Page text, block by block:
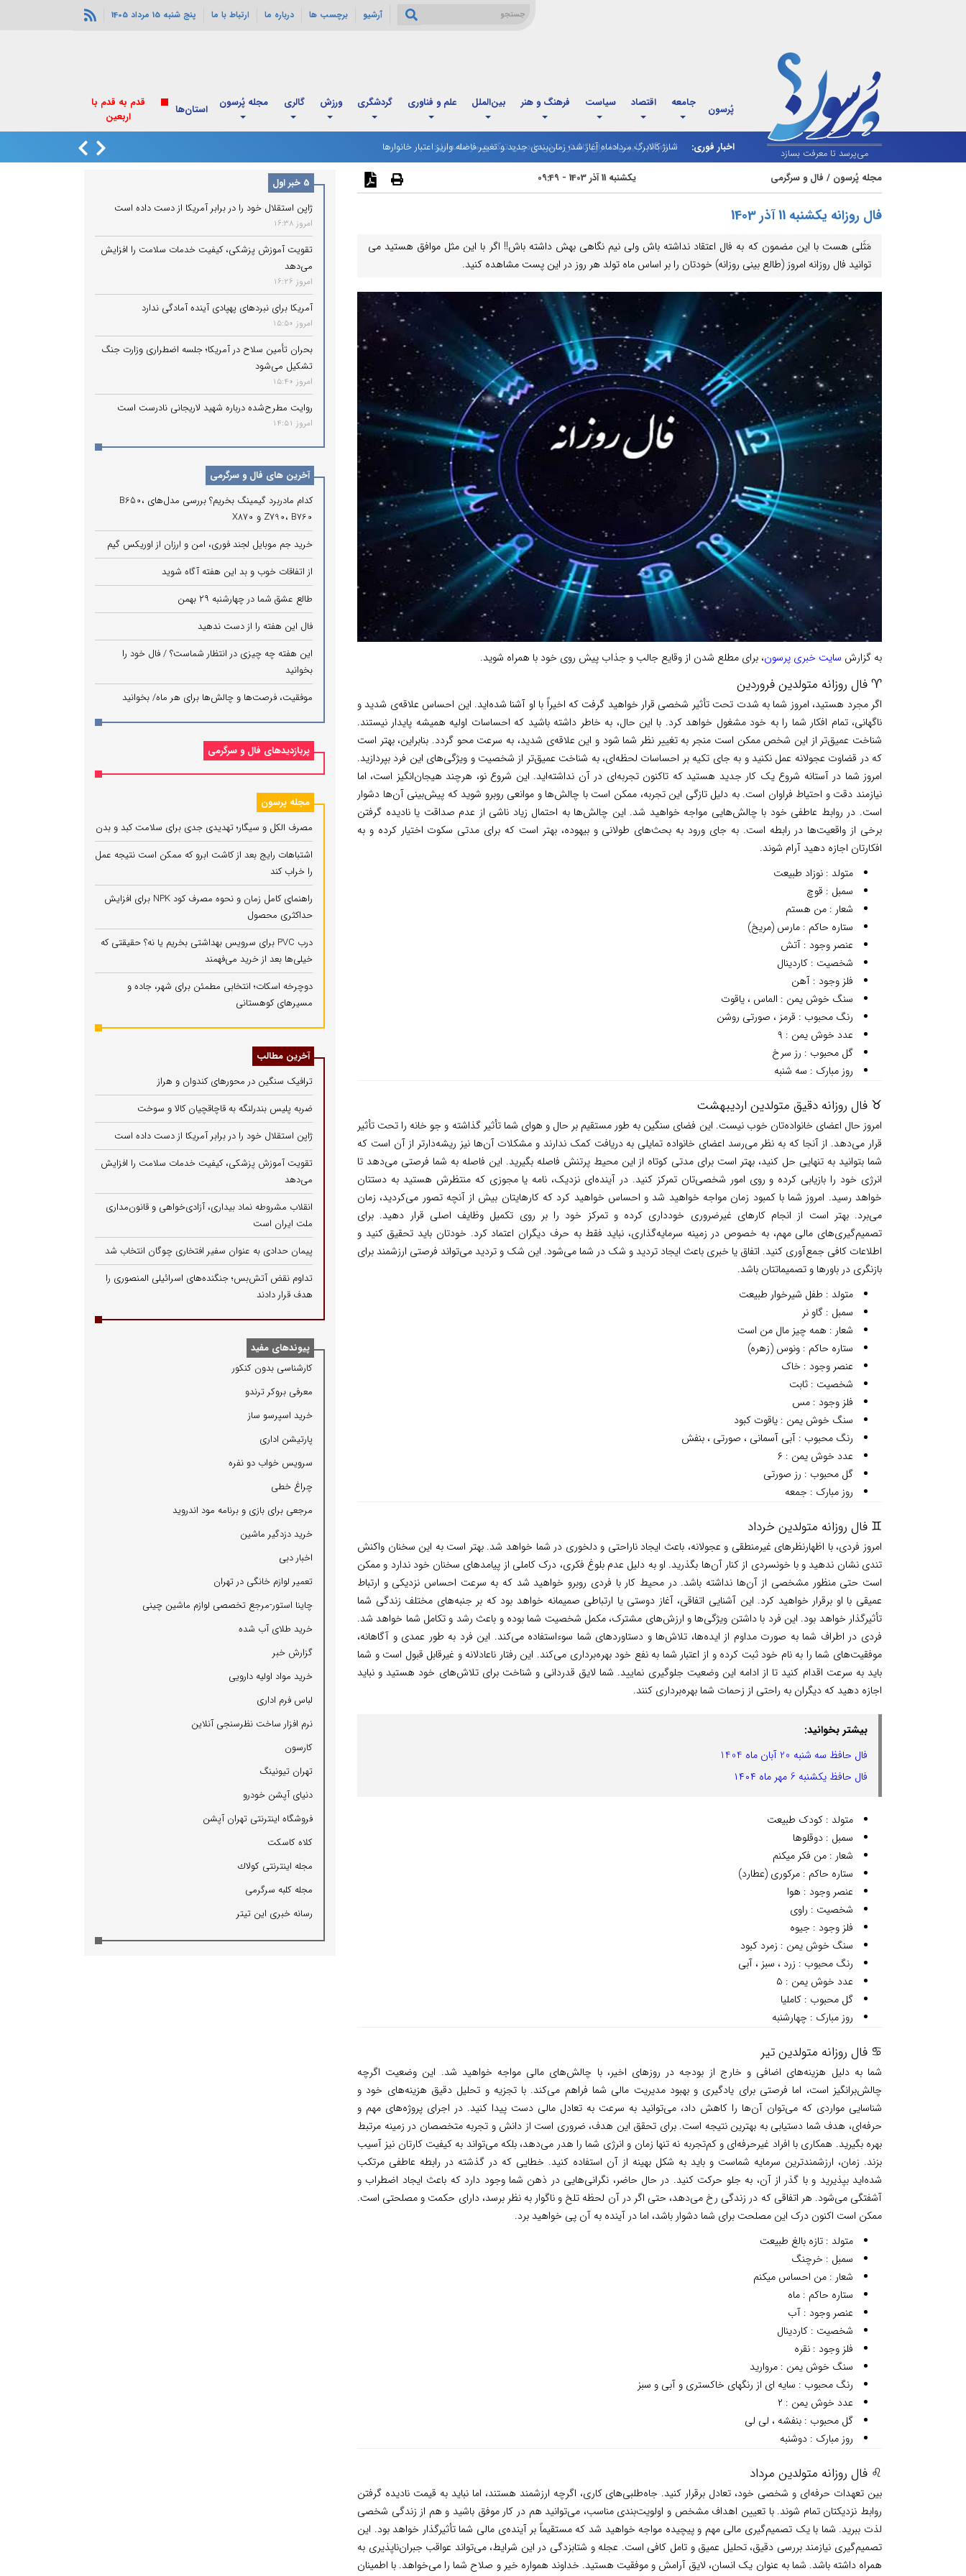
آرشیو برچسب ها درباره ما ارتباط با ما پنج شنبه 15 مرداد 1405
می‌پرسد تا معرفت بسازد
پُرسون جامعه اقتصاد سیاست فرهنگ و هنر بین‌الملل علم و فناوری گردشگری ورزش گالری مجله پُرسون استان‌ها
قدم به قدم با
اربعین
اخبار فوری:
شارژ کالابرگ مردادماه آغاز شد؛ زمان‌بندی جدید و تغییر فاصله واریز اعتبار خانوارها
مجله پُرسون / فال و سرگرمی یکشنبه 11 آذر 1403 - 09:49
فال روزانه یکشنبه 11 آذر 1403
مَثَلی هست با این مضمون که به فال اعتقاد نداشته باش ولی نیم نگاهی بهش داشته باش!! اگر با این مثل موافق هستید می
توانید فال روزانه امروز (طالع بینی روزانه) خودتان را بر اساس ماه تولد هر روز در این پست مشاهده کنید.
به گزارش سایت خبری پرسون، برای مطلع شدن از وقایع جالب و جذاب پیش روی خود با همراه شوید.
♈ فال روزانه متولدین فروردین
اگر مجرد هستید، امروز شما به شدت تحت تأثیر شخصی قرار خواهید گرفت که اخیراً با او آشنا شده‌اید. این احساس علاقه‌ی شدید و
ناگهانی، تمام افکار شما را به خود مشغول خواهد کرد. با این حال، به خاطر داشته باشید که احساسات اولیه همیشه پایدار نیستند.
شناخت عمیق‌تر از این شخص ممکن است منجر به تغییر نظر شما شود و این علاقه‌ی شدید، به سرعت محو گردد. بنابراین، بهتر است
که در قضاوت عجولانه عمل نکنید و به جای تکیه بر احساسات لحظه‌ای، به شناخت عمیق‌تر از شخصیت و ویژگی‌های این فرد بپردازید.
امروز شما در آستانه شروع یک کار جدید هستید که تاکنون تجربه‌ای در آن نداشته‌اید. این شروع نو، هرچند هیجان‌انگیز است، اما
نیازمند دقت و احتیاط فراوان است. به دلیل تازگی این تجربه، ممکن است با چالش‌ها و موانعی روبرو شوید که پیش‌بینی آن‌ها دشوار
است. در روابط عاطفی خود با چالش‌هایی مواجه خواهید شد. این چالش‌ها به احتمال زیاد ناشی از عدم صداقت یا نادیده گرفتن
برخی از واقعیت‌ها در رابطه است. به جای ورود به بحث‌های طولانی و بیهوده، بهتر است که برای مدتی سکوت اختیار کرده و به
افکارتان اجازه دهید آرام شوند.
متولد : نوزاد طبیعت
سمبل : قوچ
شعار : من هستم
ستاره حاکم : مارس (مریخ)
عنصر وجود : آتش
شخصیت : کاردینال
فلز وجود : آهن
سنگ خوش یمن : الماس ، یاقوت
رنگ محبوب : قرمز ، صورتی روشن
عدد خوش یمن : ۹
گل محبوب : رز سرخ
روز مبارک : سه شنبه
♉ فال روزانه دقیق متولدین اردیبهشت
امروز حال اعضای خانواده‌تان خوب نیست. این فضای سنگین به طور مستقیم بر حال و هوای شما تأثیر گذاشته و جو خانه را تحت تأثیر
قرار می‌دهد. از آنجا که به نظر می‌رسد اعضای خانواده تمایلی به دریافت کمک ندارند و مشکلات آن‌ها نیز ریشه‌دارتر از آن است که
شما بتوانید به تنهایی حل کنید، بهتر است برای مدتی کوتاه از این محیط پرتنش فاصله بگیرید. این فاصله به شما فرصتی می‌دهد تا
انرژی خود را بازیابی کرده و روی امور شخصی‌تان تمرکز کنید. در آینده‌ای نزدیک، نامه یا مجوزی که منتظرش هستید به دستتان
خواهد رسید. امروز شما با کمبود زمان مواجه خواهید شد و احساس خواهید کرد که کارهایتان بیش از آنچه تصور می‌کردید، زمان
می‌برد. بهتر است از انجام کارهای غیرضروری خودداری کرده و تمرکز خود را بر روی تکمیل وظایف اصلی قرار دهید. برای
تصمیم‌گیری‌های مالی مهم، به خصوص در زمینه سرمایه‌گذاری، نباید فقط به حرف دیگران اعتماد کرد. خودتان باید تحقیق کنید و
اطلاعات کافی جمع‌آوری کنید. اتفاق یا خبری باعث ایجاد تردید و شک در شما می‌شود. این شک و تردید می‌تواند فرصتی ارزشمند برای
بازنگری در باورها و تصمیماتتان باشد.
متولد : طفل شیرخوار طبیعت
سمبل : گاو نر
شعار : همه چیز مال من است
ستاره حاکم : ونوس (زهره)
عنصر وجود : خاک
شخصیت : ثابت
فلز وجود : مس
سنگ خوش یمن : یاقوت کبود
رنگ محبوب : آبی آسمانی ، صورتی ، بنفش
عدد خوش یمن : ۶
گل محبوب : رز صورتی
روز مبارک : جمعه
♊ فال روزانه متولدین خرداد
امروز فردی، با اظهارنظرهای غیرمنطقی و عجولانه، باعث ایجاد ناراحتی و دلخوری در شما خواهد شد. بهتر است به این سخنان واکنش
تندی نشان ندهید و با خونسردی از کنار آن‌ها بگذرید. او به دلیل عدم بلوغ فکری، درک کاملی از پیامدهای سخنان خود ندارد و ممکن
است حتی منظور مشخصی از آن‌ها نداشته باشد. در محیط کار با فردی روبرو خواهید شد که به سرعت احساس نزدیکی و ارتباط
عمیقی با او برقرار خواهید کرد. این آشنایی اتفاقی، آغاز دوستی یا ارتباطی صمیمانه خواهد بود که بر جنبه‌های مختلف زندگی شما
تأثیرگذار خواهد بود. این فرد با داشتن ویژگی‌ها و ارزش‌های مشترک، مکمل شخصیت شما بوده و باعث رشد و تکامل شما خواهد شد.
فردی در اطراف شما به صورت مداوم از ایده‌ها، تلاش‌ها و دستاوردهای شما سوءاستفاده می‌کند. این فرد به طور عمدی و آگاهانه،
موفقیت‌های شما را به نام خود ثبت کرده و از اعتبار شما به نفع خود بهره‌برداری می‌کند. این رفتار ناعادلانه و غیرقابل قبول است و شما
باید به سرعت اقدام کنید تا از ادامه این وضعیت جلوگیری نمایید. شما لایق قدردانی و شناخت برای تلاش‌های خود هستید و نباید
اجازه دهید که دیگران به راحتی از زحمات شما بهره‌برداری کنند.
بیشتر بخوانید:
فال حافظ سه شنبه 20 آبان ماه 1404
فال حافظ یکشنبه 6 مهر ماه ۱۴۰۴
متولد : کودک طبیعت
سمبل : دوقلوها
شعار : من فکر میکنم
ستاره حاکم : مرکوری (عطارد)
عنصر وجود : هوا
شخصیت : راوی
فلز وجود : جیوه
سنگ خوش یمن : زمرد کبود
رنگ محبوب : زرد ، سبز ، آبی
عدد خوش یمن : ۵
گل محبوب : کاملیا
روز مبارک : چهارشنبه
♋ فال روزانه متولدین تیر
شما به دلیل هزینه‌های اضافی و خارج از بودجه در روزهای اخیر، با چالش‌های مالی مواجه خواهید شد. این وضعیت اگرچه
چالش‌برانگیز است، اما فرصتی برای یادگیری و بهبود مدیریت مالی شما فراهم می‌کند. با تجزیه و تحلیل دقیق هزینه‌های خود و
شناسایی مواردی که می‌توان آن‌ها را کاهش داد، می‌توانید به سرعت به تعادل مالی دست پیدا کنید. در اجرای پروژه‌های مهم و
حرفه‌ای، هدف شما دستیابی به بهترین نتیجه است. برای تحقق این هدف، ضروری است از دانش و تجربه متخصصان در زمینه مرتبط
بهره بگیرید. همکاری با افراد غیرحرفه‌ای و کم‌تجربه نه تنها زمان و انرژی شما را هدر می‌دهد، بلکه می‌تواند به کیفیت کارتان نیز آسیب
بزند. زمان، ارزشمندترین سرمایه شماست و باید به شکل بهینه از آن استفاده کنید. خطایی که در گذشته در رابطه عاطفی مرتکب
شده‌اید بپذیرید و با گذر از آن، به جلو حرکت کنید. در حال حاضر، نگرانی‌هایی در ذهن شما وجود دارد که باعث ایجاد اضطراب و
آشفتگی می‌شود. هر اتفاقی که در زندگی رخ می‌دهد، حتی اگر در آن لحظه تلخ و ناگوار به نظر برسد، دارای حکمت و مصلحتی است.
ممکن است اکنون درک این مصلحت برای شما دشوار باشد، اما در آینده به آن پی خواهید برد.
متولد : تازه بالغ طبیعت
سمبل : خرچنگ
شعار : من احساس میکنم
ستاره حاکم : ماه
عنصر وجود : آب
شخصیت : کاردینال
فلز وجود : نقره
سنگ خوش یمن : مروارید
رنگ محبوب : سایه ای از رنگهای خاکستری و آبی و سبز
عدد خوش یمن : ۲
گل محبوب : بنفشه ، لی لی
روز مبارک : دوشنبه
♌ فال روزانه متولدین مرداد
بین تعهدات حرفه‌ای و شخصی خود، تعادل برقرار کنید. جاه‌طلبی‌های کاری، اگرچه ارزشمند هستند، اما نباید به قیمت نادیده گرفتن
روابط نزدیکتان تمام شوند. با تعیین اهداف مشخص و اولویت‌بندی مناسب، می‌توانید هم در کار موفق باشید و هم از زندگی شخصی
لذت ببرید. شما با یک تصمیم‌گیری مالی مهم و پیچیده مواجه خواهید شد که مستقیماً بر آینده‌ی مالی شما تأثیرگذار خواهد بود. این
تصمیم‌گیری نیازمند بررسی دقیق، تحلیل عمیق و تامل کافی است. عجله و شتابزدگی در این شرایط، می‌تواند عواقب جبران‌ناپذیری به
همراه داشته باشد. شما به عنوان یک انسان، لایق آرامش و موفقیت هستید. خداوند همواره خیر و صلاح شما را می‌خواهد. با اطمینان
5 خبر اول
ژاپن استقلال خود را در برابر آمریکا از دست داده است
امروز 16:38
تقویت آموزش پزشکی، کیفیت خدمات سلامت را افزایش
می‌دهد
امروز 16:26
آمریکا برای نبردهای پهپادی آینده آمادگی ندارد
امروز 15:50
بحران تأمین سلاح در آمریکا؛ جلسه اضطراری وزارت جنگ
تشکیل می‌شود
امروز 15:40
روایت مطرح‌شده درباره شهید لاریجانی نادرست است
امروز 14:51
آخرین های فال و سرگرمی
کدام مادربرد گیمینگ بخریم؟ بررسی مدل‌های B650،
Z790، B760 و X870
خرید جم موبایل لجند فوری، امن و ارزان از اوریکس گیم
از اتفاقات خوب و بد این هفته آگاه شوید
طالع عشق شما در چهارشنبه ۲۹ بهمن
فال این هفته را از دست ندهید
این هفته چه چیزی در انتظار شماست؟ / فال خود را
بخوانید
موفقیت، فرصت‌ها و چالش‌ها برای هر ماه/ بخوانید
پربازدیدهای فال و سرگرمی
مجله پرسون
مصرف الکل و سیگار؛ تهدیدی جدی برای سلامت کبد و بدن
اشتباهات رایج بعد از کاشت ابرو که ممکن است نتیجه عمل
را خراب کند
راهنمای کامل زمان و نحوه مصرف کود NPK برای افزایش
حداکثری محصول
درب PVC برای سرویس بهداشتی بخریم یا نه؟ حقیقتی که
خیلی‌ها بعد از خرید می‌فهمند
دوچرخه اسکات؛ انتخابی مطمئن برای شهر، جاده و
مسیرهای کوهستانی
آخرین مطالب
ترافیک سنگین در محورهای کندوان و هراز
ضربه پلیس بندرلنگه به قاچاقچیان کالا و سوخت
ژاپن استقلال خود را در برابر آمریکا از دست داده است
تقویت آموزش پزشکی، کیفیت خدمات سلامت را افزایش
می‌دهد
انقلاب مشروطه نماد بیداری، آزادی‌خواهی و قانون‌مداری
ملت ایران است
پیمان حدادی به عنوان سفیر افتخاری چوگان انتخاب شد
تداوم نقض آتش‌بس؛ جنگنده‌های اسرائیلی المنصوری را
هدف قرار دادند
پیوندهای مفید
كارشناسی بدون كنكور
معرفی بروكر ترندو
خرید اسپرسو ساز
پارتیشن اداری
سرویس خواب دو نفره
چراغ خطی
مرجعی برای بازی و برنامه مود اندروید
خرید دزدگیر ماشین
اخبار دبی
تعمیر لوازم خانگی در تهران
چاینا استور-مرجع تخصصی لوازم ماشین چینی
خرید طلای آب شده
گزارش خبر
خرید مواد اولیه دارویی
لباس فرم اداری
نرم افزار ساخت نظرسنجی آنلاین
كارسون
تهران تیونینگ
دنیای آپشن خودرو
فروشگاه اینترنتی تهران آپشن
كلاه كاسكت
مجله اینترنتی كولاك
مجله كلبه سرگرمی
رسانه خبری این تیتر